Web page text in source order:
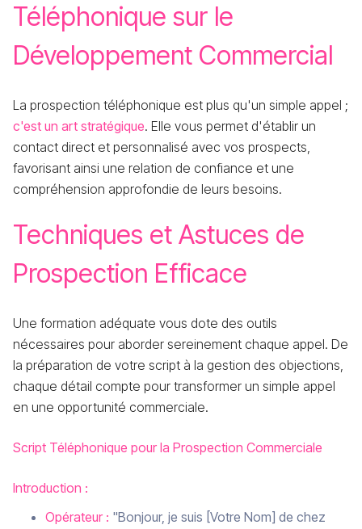
Téléphonique sur le
Développement Commercial
La prospection téléphonique est plus qu'un simple appel ;
c'est un art stratégique. Elle vous permet d'établir un
contact direct et personnalisé avec vos prospects,
favorisant ainsi une relation de confiance et une
compréhension approfondie de leurs besoins.
Techniques et Astuces de
Prospection Efficace
Une formation adéquate vous dote des outils
nécessaires pour aborder sereinement chaque appel. De
la préparation de votre script à la gestion des objections,
chaque détail compte pour transformer un simple appel
en une opportunité commerciale.
Script Téléphonique pour la Prospection Commerciale
Introduction :
Opérateur : "Bonjour, je suis [Votre Nom] de chez